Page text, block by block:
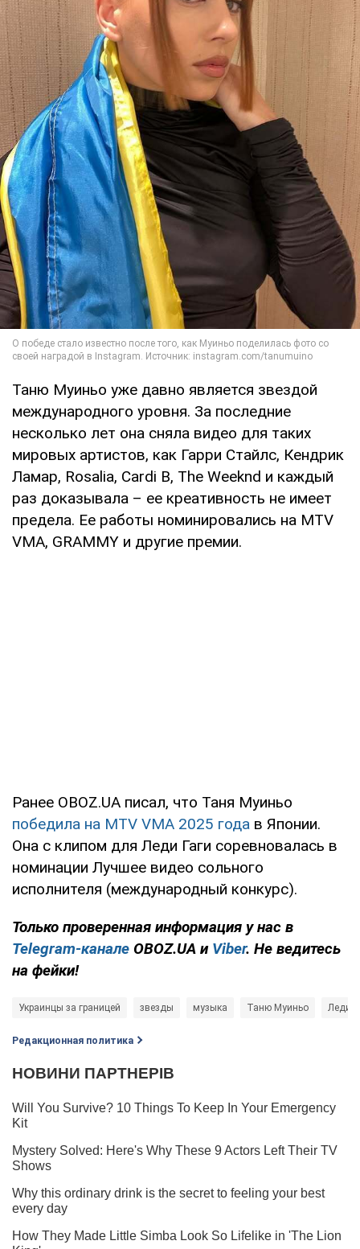
Таню Муиньо уже давно является звездой
международного уровня. За последние
несколько лет она сняла видео для таких
мировых артистов, как Гарри Стайлс, Кендрик
Ламар, Rosalia, Cardi B, The Weeknd и каждый
раз доказывала – ее креативность не имеет
предела. Ее работы номинировались на MTV
VMA, GRAMMY и другие премии.
Ранее OBOZ.UA писал, что Таня Муиньо
победила на MTV VMA 2025 года в Японии.
Она с клипом для Леди Гаги соревновалась в
номинации Лучшее видео сольного
исполнителя (международный конкурс).
Только проверенная информация у нас в
Telegram-канале OBOZ.UA и Viber. Не ведитесь
на фейки!
Украинцы за границей звезды музыка Таню Муиньо Леди
Редакционная политика